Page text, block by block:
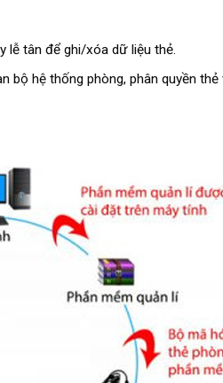
lễ tân để ghi/xóa dữ liệu thẻ.
bộ hệ thống phòng, phân quyền